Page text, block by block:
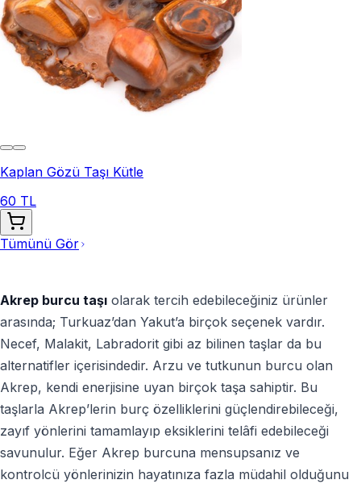
Kaplan Gözü Taşı Kütle
60 TL
Tümünü Gör
Akrep burcu taşı olarak tercih edebileceğiniz ürünler
arasında; Turkuaz’dan Yakut’a birçok seçenek vardır.
Necef, Malakit, Labradorit gibi az bilinen taşlar da bu
alternatifler içerisindedir. Arzu ve tutkunun burcu olan
Akrep, kendi enerjisine uyan birçok taşa sahiptir. Bu
taşlarla Akrep’lerin burç özelliklerini güçlendirebileceği,
zayıf yönlerini tamamlayıp eksiklerini telâfi edebileceği
savunulur. Eğer Akrep burcuna mensupsanız ve
kontrolcü yönlerinizin hayatınıza fazla müdahil olduğunu